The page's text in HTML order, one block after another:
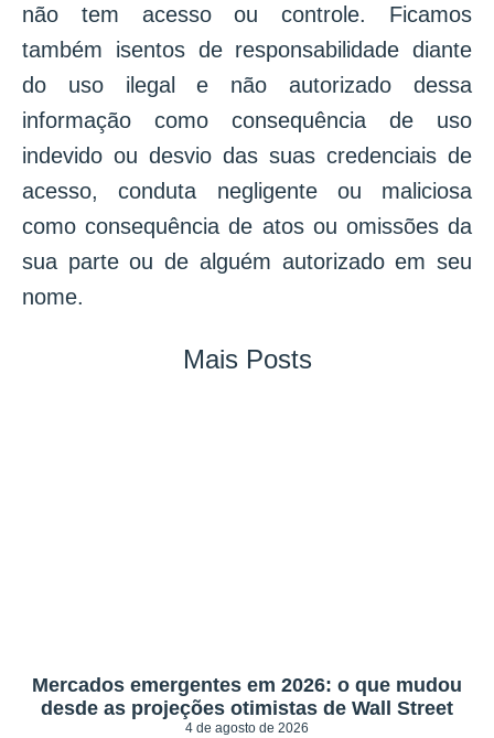
não tem acesso ou controle. Ficamos
também isentos de responsabilidade diante
do uso ilegal e não autorizado dessa
informação como consequência de uso
indevido ou desvio das suas credenciais de
acesso, conduta negligente ou maliciosa
como consequência de atos ou omissões da
sua parte ou de alguém autorizado em seu
nome.
Mais Posts
Mercados emergentes em 2026: o que mudou
desde as projeções otimistas de Wall Street
4 de agosto de 2026